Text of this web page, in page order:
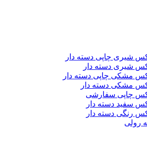
شیری چاپی دسته دار
شیری دسته دار
مشکی چاپی دسته دار
مشکی دسته دار
چاپی سفارشی
سفید دسته دار
رنگی دسته دار
رولی